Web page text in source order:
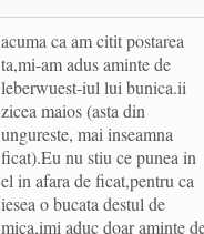
acuma ca am citit postarea
ta,mi-am adus aminte de
leberwuest-iul lui bunica.ii
zicea maios (asta din
ungureste, mai inseamna
ficat).Eu nu stiu ce punea in
el in afara de ficat,pentru ca
iesea o bucata destul de
mica,imi aduc doar aminte